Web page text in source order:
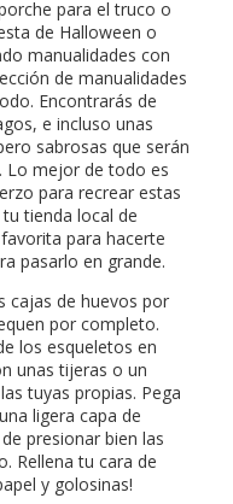
para el truco o
de Halloween o
manualidades con
de manualidades
Encontrarás de
e incluso unas
sabrosas que serán
Lo mejor de todo es
para recrear estas
tienda local de
para hacerte
pasarlo en grande.
cajas de huevos por
por completo.
los esqueletos en
unas tijeras o un
tuyas propias. Pega
ligera capa de
presionar bien las
Rellena tu cara de
y golosinas!